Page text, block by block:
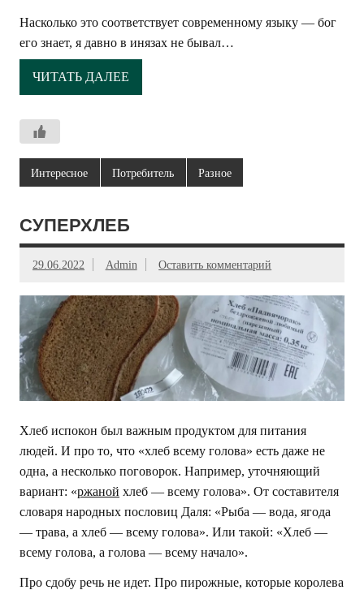
Насколько это соответствует современному языку — бог
его знает, я давно в инязах не бывал…
ЧИТАТЬ ДАЛЕЕ
Интересное Потребитель Разное
СУПЕРХЛЕБ
29.06.2022 Admin Оставить комментарий
Хлеб испокон был важным продуктом для питания
людей. И про то, что «хлеб всему голова» есть даже не
одна, а несколько поговорок. Например, уточняющий
вариант: «ржаной хлеб — всему голова». От составителя
словаря народных пословиц Даля: «Рыба — вода, ягода
— трава, а хлеб — всему голова». Или такой: «Хлеб —
всему голова, а голова — всему начало».
Про сдобу речь не идет. Про пирожные, которые королева